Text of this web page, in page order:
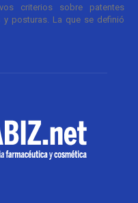
criterios sobre patentes
posturas. La que se definió